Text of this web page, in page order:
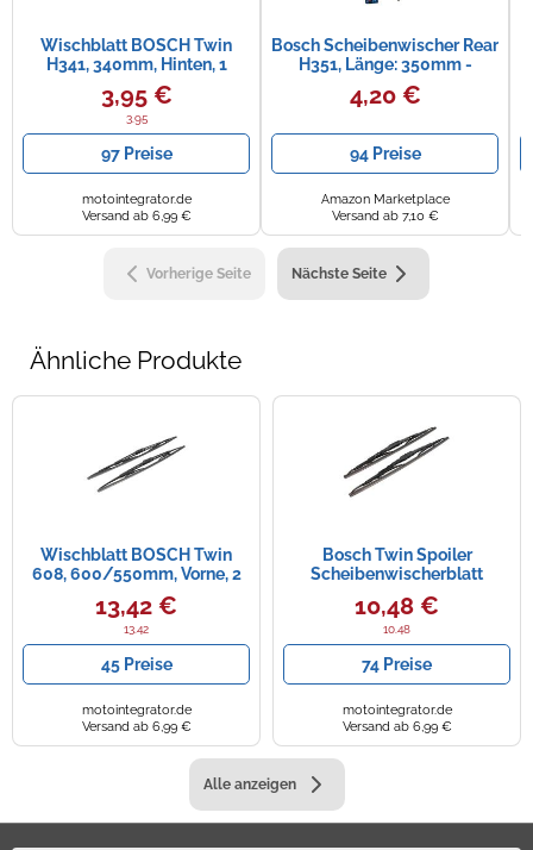
Wischblatt BOSCH Twin
H341, 340mm, Hinten, 1
Stück
3,95 €
3.95
97 Preise
motointegrator.de
Versand ab 6,99 €
Bosch Scheibenwischer Rear
H351, Länge: 350mm -
Scheibenwischer für
4,20 €
94 Preise
Amazon Marketplace
Versand ab 7,10 €
Vorherige Seite Nächste Seite
Ähnliche Produkte
Wischblatt BOSCH Twin
608, 600/550mm, Vorne, 2
13,42 €
13.42
45 Preise
motointegrator.de
Versand ab 6,99 €
Bosch Twin Spoiler
Scheibenwischerblatt
10,48 €
10.48
74 Preise
motointegrator.de
Versand ab 6,99 €
Alle anzeigen